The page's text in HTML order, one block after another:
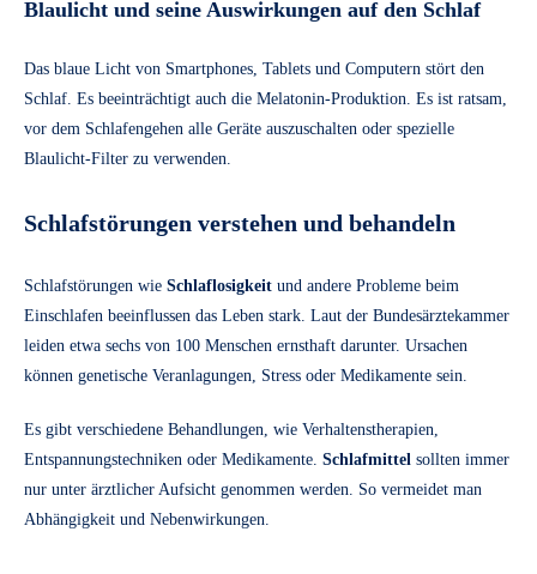
Blaulicht und seine Auswirkungen auf den Schlaf
Das blaue Licht von Smartphones, Tablets und Computern stört den
Schlaf. Es beeinträchtigt auch die Melatonin-Produktion. Es ist ratsam,
vor dem Schlafengehen alle Geräte auszuschalten oder spezielle
Blaulicht-Filter zu verwenden.
Schlafstörungen verstehen und behandeln
Schlafstörungen wie Schlaflosigkeit und andere Probleme beim
Einschlafen beeinflussen das Leben stark. Laut der Bundesärztekammer
leiden etwa sechs von 100 Menschen ernsthaft darunter. Ursachen
können genetische Veranlagungen, Stress oder Medikamente sein.
Es gibt verschiedene Behandlungen, wie Verhaltenstherapien,
Entspannungstechniken oder Medikamente. Schlafmittel sollten immer
nur unter ärztlicher Aufsicht genommen werden. So vermeidet man
Abhängigkeit und Nebenwirkungen.